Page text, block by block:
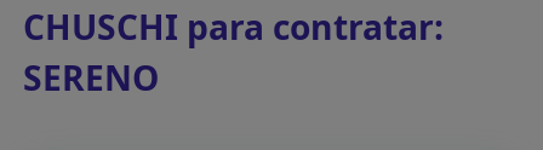
CHUSCHI para contratar:
SERENO